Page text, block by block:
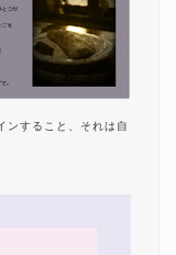
すること、それは自